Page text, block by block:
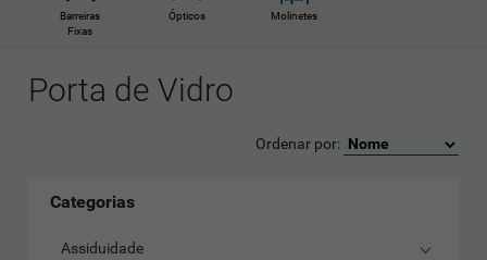
Barreiras
Fixas
Ópticos Molinetes
Porta de Vidro
Ordenar por:
Categorias
Assiduidade